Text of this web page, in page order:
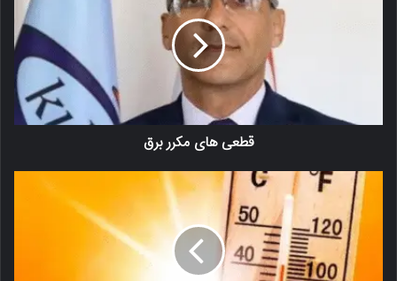
قطعی های مکرر برق